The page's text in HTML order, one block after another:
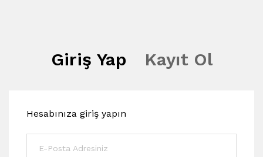
Giriş Yap Kayıt Ol
Hesabınıza giriş yapın